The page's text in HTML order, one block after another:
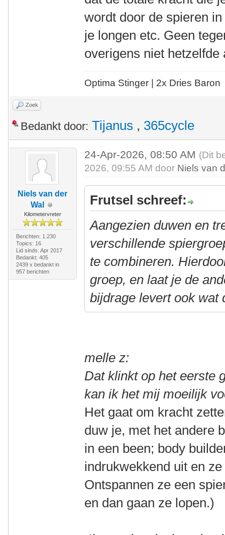
wordt door de spieren
je longen etc. Geen
overigens niet
Optima Stinger | 2x Dries Baron
Zoek
Bedankt door: Tijanus , 365cycle
Niels van der
Wal
Kilometervreter
Berichten: 1.230
Topics: 16
Lid sinds: Apr 2017
Bedankt: 405
2439 x bedankt in
957 berichten
24-Apr-2026, 08:50 AM (Dit
2026, 09:55 AM door Niels van
Frutsel schreef:
Aangezien duwen en
verschillende
te combineren.
groep, en laat je de
bijdrage levert ook wat
melle z:
Dat klinkt op het eerste
kan ik het mij moeilijk
Het gaat om kracht
duw je, met het andere
in een been; body
indrukwekkend uit en
Ontspannen ze een
en dan gaan ze lopen.)